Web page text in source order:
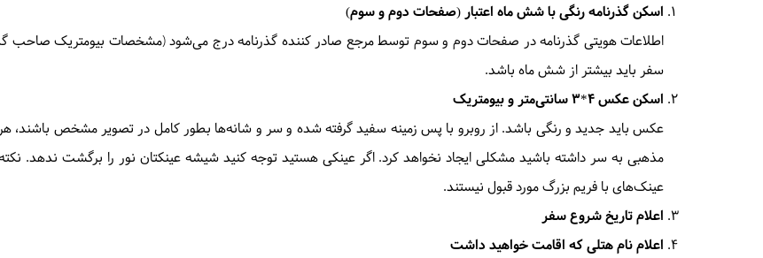
اسکن گذرنامه رنگی با شش ماه اعتبار ‏(صفحات ‏دوم ‏و ‏سوم)
اطلاعات هویتی گذرنامه در صفحات دوم و سوم توسط مرجع صادر کننده گذرنامه درج می‌شود (مشخصات بیومتریک صاحب
سفر باید بیشتر از شش ماه باشد.
اسکن عکس 4*3 سانتی‌متر و بیومتریک
عکس باید جدید و رنگی باشد. از روبرو با پس زمینه سفید گرفته شده و سر و شانه‌ها بطور کامل در تصویر مشخص باشند،
مذهبی به سر داشته باشید مشکلی ایجاد نخواهد کرد. اگر عینکی هستید توجه کنید شیشه عینکتان نور را برگشت ندهد.
عینک‌های با فریم بزرگ مورد قبول نیستند.
اعلام تاریخ شروع سفر
اعلام نام هتلی که اقامت خواهید داشت